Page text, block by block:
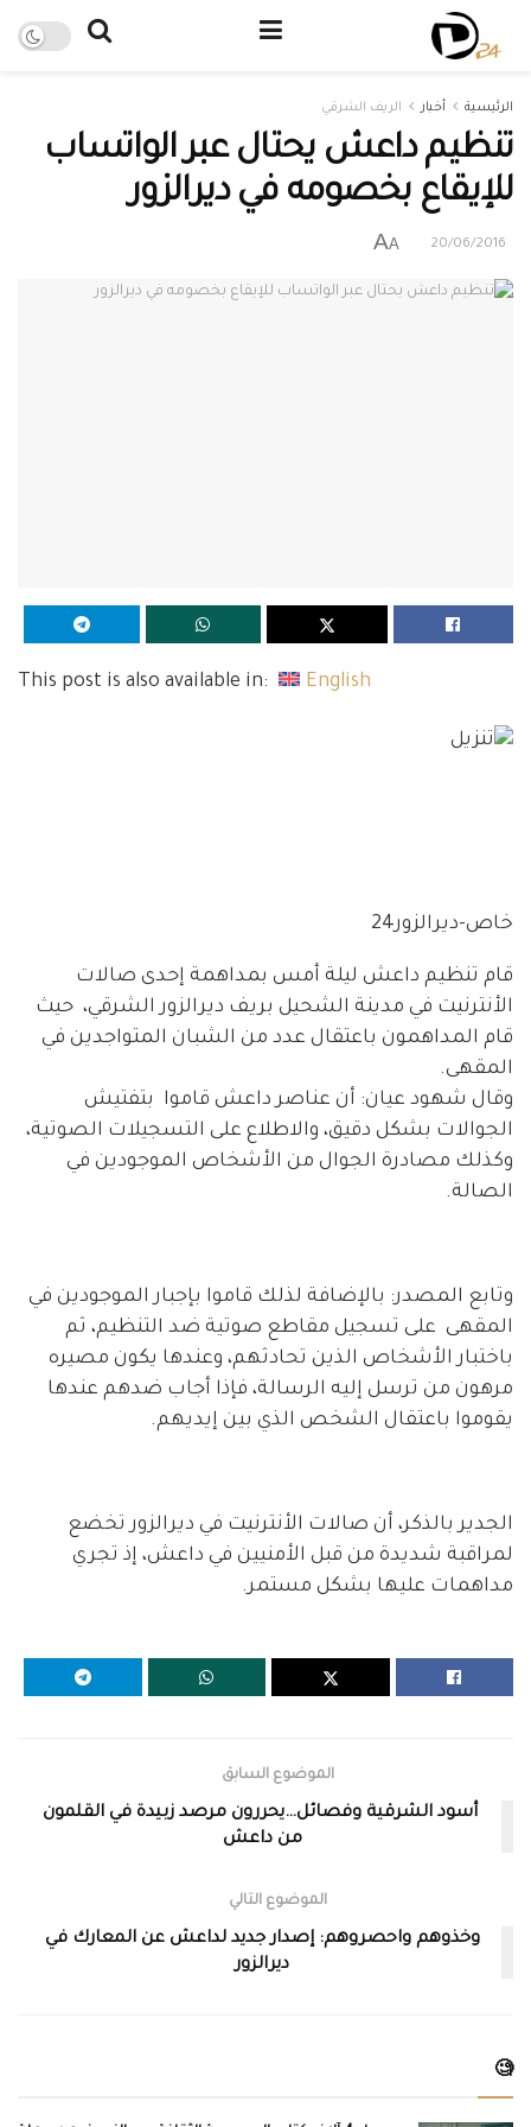
الرئيسية أخبار الريف الشرقي
تنظيم داعش يحتال عبر الواتساب
للإيقاع بخصومه في ديرالزور
20/06/2016
A
A
This post is also available in: English
خاص-ديرالزور24
قام تنظيم داعش ليلة أمس بمداهمة إحدى صالات
الأنترنيت في مدينة الشحيل بريف ديرالزور الشرقي، حيث
قام المداهمون باعتقال عدد من الشبان المتواجدين في
المقهى.
وقال شهود عيان: أن عناصر داعش قاموا بتفتيش
الجوالات بشكل دقيق، والاطلاع على التسجيلات الصوتية،
وكذلك مصادرة الجوال من الأشخاص الموجودين في
الصالة.
وتابع المصدر: بالإضافة لذلك قاموا بإجبار الموجودين في
المقهى على تسجيل مقاطع صوتية ضد التنظيم، ثم
باختبار الأشخاص الذين تحادثهم، وعندها يكون مصيره
مرهون من ترسل إليه الرسالة، فإذا أجاب ضدهم عندها
يقوموا باعتقال الشخص الذي بين إيديهم.
الجدير بالذكر، أن صالات الأنترنيت في ديرالزور تخضع
لمراقبة شديدة من قبل الأمنيين في داعش، إذ تجري
مداهمات عليها بشكل مستمر.
الموضوع السابق
أسود الشرقية وفصائل…يحررون مرصد زبيدة في القلمون
من داعش
الموضوع التالي
وخذوهم واحصروهم: إصدار جديد لداعش عن المعارك في
ديرالزور
🧐